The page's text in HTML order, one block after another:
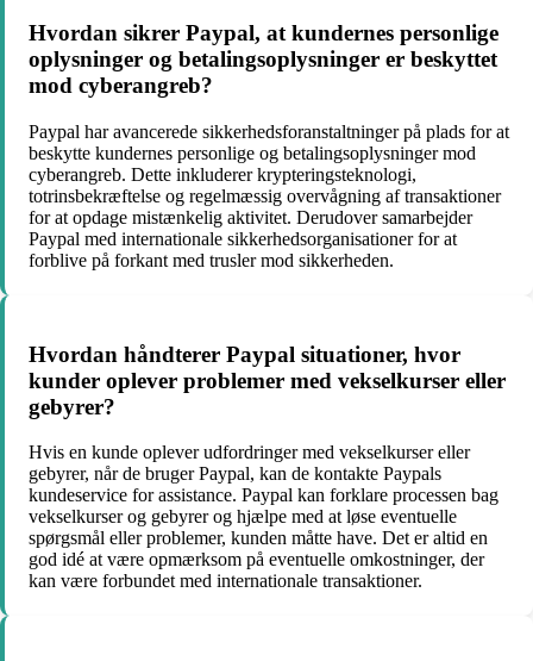
Hvordan sikrer Paypal, at kundernes personlige
oplysninger og betalingsoplysninger er beskyttet
mod cyberangreb?
Paypal har avancerede sikkerhedsforanstaltninger på plads for at
beskytte kundernes personlige og betalingsoplysninger mod
cyberangreb. Dette inkluderer krypteringsteknologi,
totrinsbekræftelse og regelmæssig overvågning af transaktioner
for at opdage mistænkelig aktivitet. Derudover samarbejder
Paypal med internationale sikkerhedsorganisationer for at
forblive på forkant med trusler mod sikkerheden.
Hvordan håndterer Paypal situationer, hvor
kunder oplever problemer med vekselkurser eller
gebyrer?
Hvis en kunde oplever udfordringer med vekselkurser eller
gebyrer, når de bruger Paypal, kan de kontakte Paypals
kundeservice for assistance. Paypal kan forklare processen bag
vekselkurser og gebyrer og hjælpe med at løse eventuelle
spørgsmål eller problemer, kunden måtte have. Det er altid en
god idé at være opmærksom på eventuelle omkostninger, der
kan være forbundet med internationale transaktioner.